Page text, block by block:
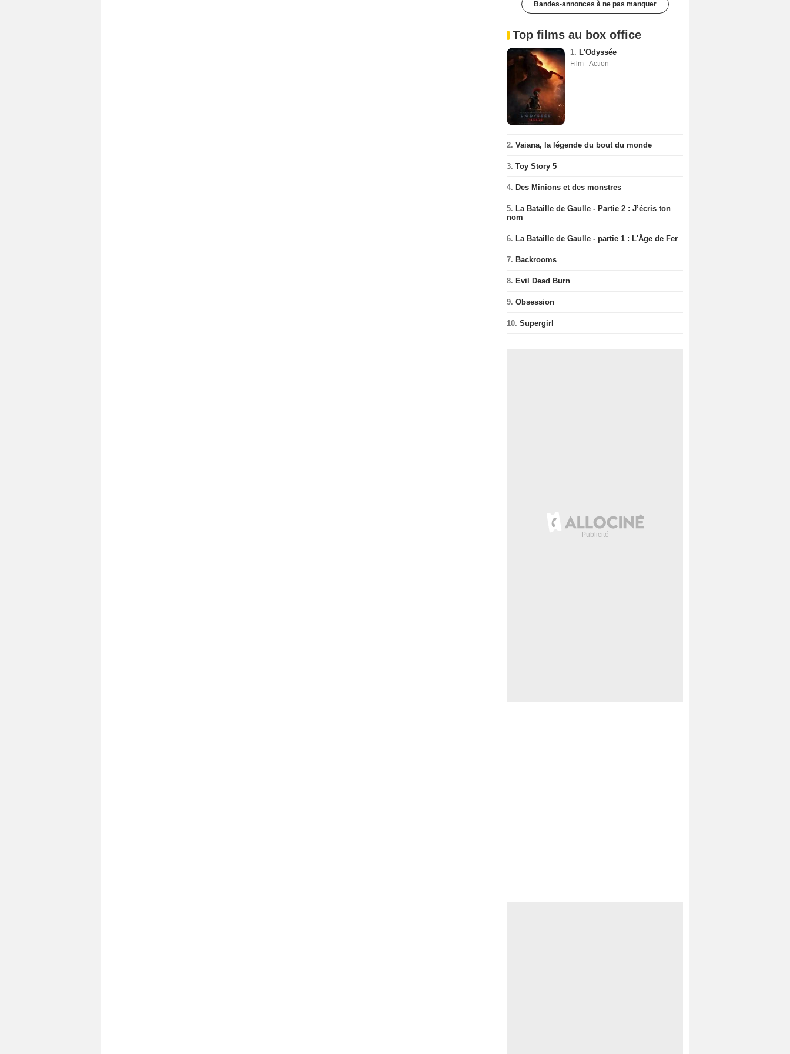
Bandes-annonces à ne pas manquer
Top films au box office
1. L'Odyssée
Film - Action
2. Vaiana, la légende du bout du monde
3. Toy Story 5
4. Des Minions et des monstres
5. La Bataille de Gaulle - Partie 2 : J’écris ton
nom
6. La Bataille de Gaulle - partie 1 : L'Âge de Fer
7. Backrooms
8. Evil Dead Burn
9. Obsession
10. Supergirl